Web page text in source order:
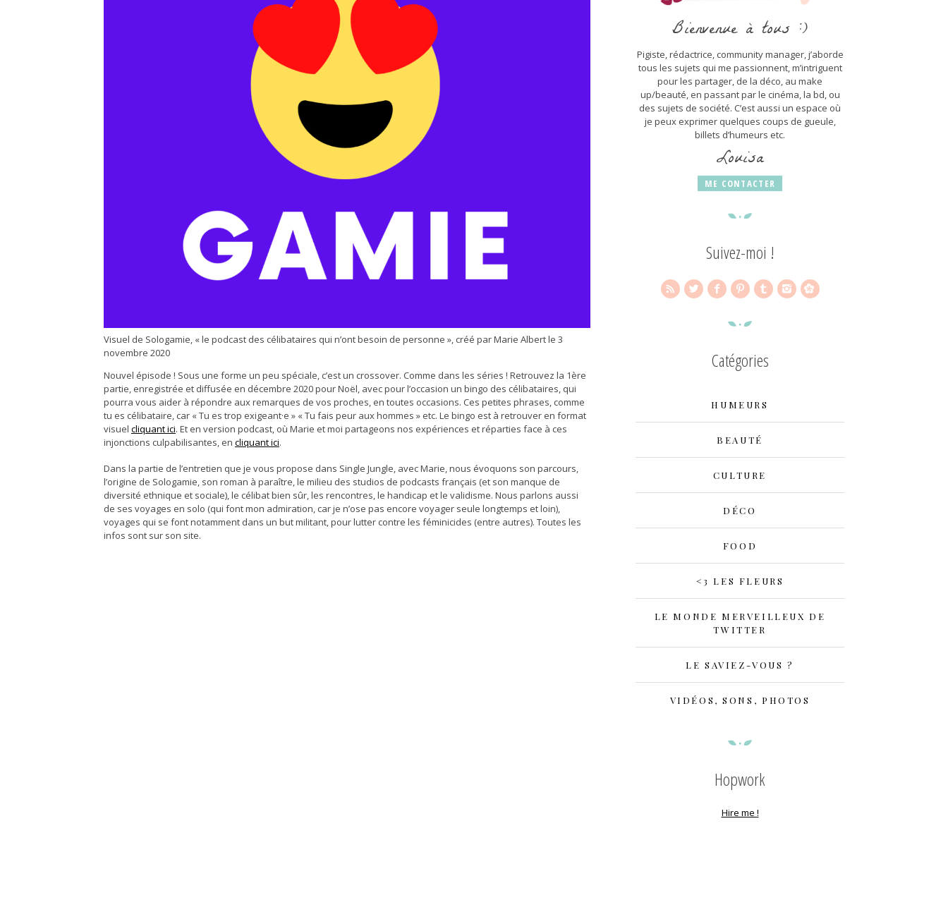
Visuel de Sologamie, « le podcast des célibataires qui n’ont besoin de personne », créé par Marie Albert le 3
novembre 2020
Nouvel épisode ! Sous une forme un peu spéciale, c’est un crossover. Comme dans les séries ! Retrouvez la 1ère
partie, enregistrée et diffusée en décembre 2020 pour Noël, avec pour l’occasion un bingo des célibataires, qui
pourra vous aider à répondre aux remarques de vos proches, en toutes occasions. Ces petites phrases, comme
tu es célibataire, car « Tu es trop exigeant·e » « Tu fais peur aux hommes » etc. Le bingo est à retrouver en format
visuel cliquant ici. Et en version podcast, où Marie et moi partageons nos expériences et réparties face à ces
injonctions culpabilisantes, en cliquant ici.
Dans la partie de l’entretien que je vous propose dans Single Jungle, avec Marie, nous évoquons son parcours,
l’origine de Sologamie, son roman à paraître, le milieu des studios de podcasts français (et son manque de
diversité ethnique et sociale), le célibat bien sûr, les rencontres, le handicap et le validisme. Nous parlons aussi
de ses voyages en solo (qui font mon admiration, car je n’ose pas encore voyager seule longtemps et loin),
voyages qui se font notamment dans un but militant, pour lutter contre les féminicides (entre autres). Toutes les
infos sont sur son site.
Bienvenue à tous :)
Pigiste, rédactrice, community manager, j’aborde
tous les sujets qui me passionnent, m’intriguent
pour les partager, de la déco, au make
up/beauté, en passant par le cinéma, la bd, ou
des sujets de société. C’est aussi un espace où
je peux exprimer quelques coups de gueule,
billets d’humeurs etc.
Louisa
ME CONTACTER
Suivez-moi !
Catégories
HUMEURS
BEAUTÉ
CULTURE
DÉCO
FOOD
<3 LES FLEURS
LE MONDE MERVEILLEUX DE
TWITTER
LE SAVIEZ-VOUS ?
VIDÉOS, SONS, PHOTOS
Hopwork
Hire me !